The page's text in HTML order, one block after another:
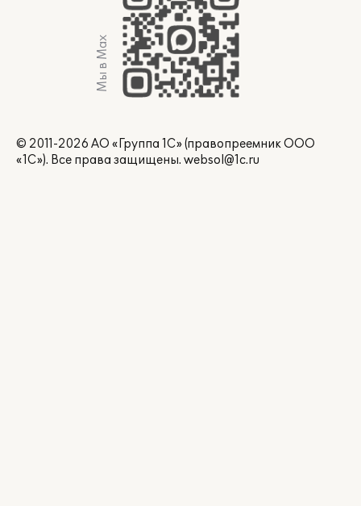
Мы в Max
© 2011-2026 АО «Группа 1С» (правопреемник ООО
«1С»). Все права защищены. websol@1c.ru